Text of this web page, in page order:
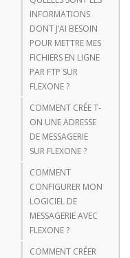
INFORMATIONS
DONT J’AI BESOIN
POUR METTRE MES
FICHIERS EN LIGNE
PAR FTP SUR
FLEXONE ?
COMMENT CRÉE T-
ON UNE ADRESSE
DE MESSAGERIE
SUR FLEXONE ?
COMMENT
CONFIGURER MON
LOGICIEL DE
MESSAGERIE AVEC
FLEXONE ?
COMMENT CRÉER